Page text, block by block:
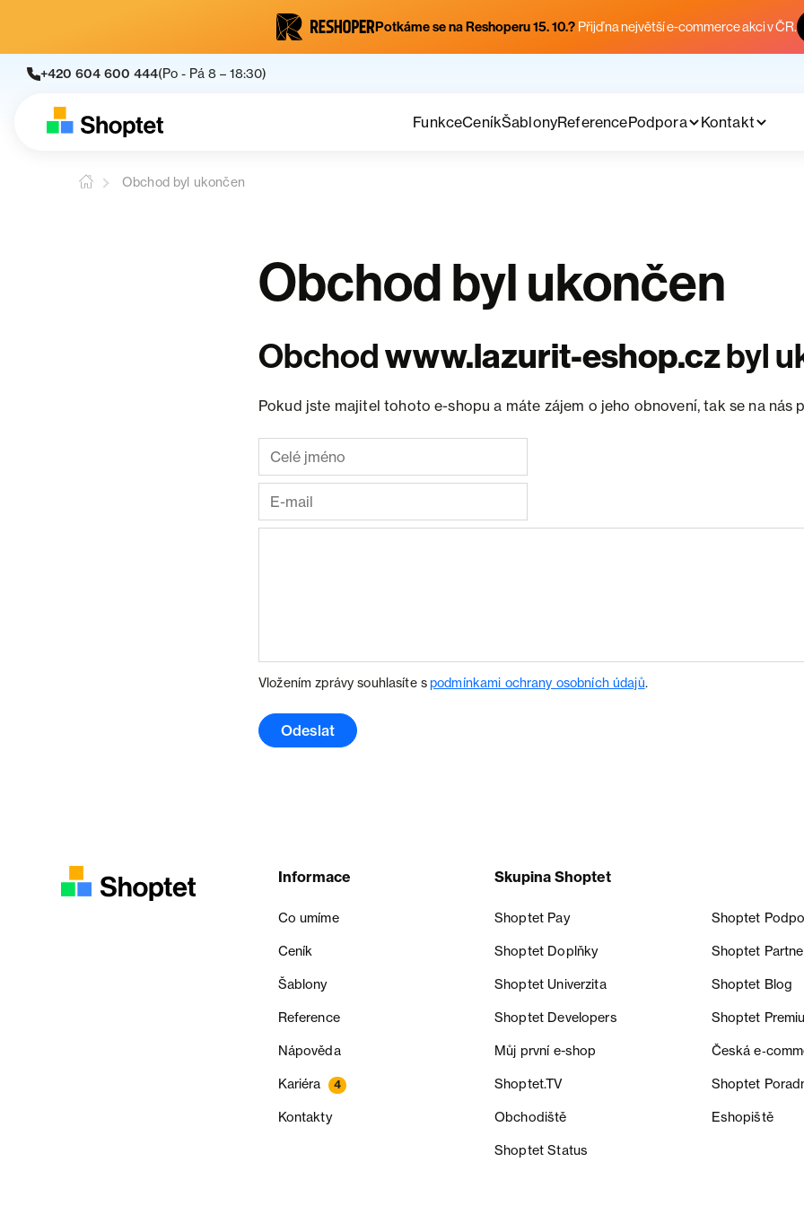
Potkáme se na Reshoperu 15. 10.? Přijď na největší e-commerce akci v ČR.
+420 604 600 444(Po - Pá 8 – 18:30)
FunkceCeníkŠablonyReferencePodpora Kontakt
Obchod byl ukončen
Obchod byl ukončen
Obchodwww.lazurit-eshop.czbyl
Pokud jste majitel tohoto e-shopu a máte zájem o jeho obnovení, tak se na nás
Vložením zprávy souhlasíte spodmínkami ochrany osobních údajů.
Odeslat
Informace
Co umíme
Ceník
Šablony
Reference
Nápověda
Kariéra 4
Kontakty
Skupina Shoptet
Shoptet Pay Shoptet
Shoptet Doplňky Shoptet
Shoptet Univerzita Shoptet Blog
Shoptet Developers Shoptet
Můj první e-shop Česká
Shoptet.TV Shoptet
Obchodiště Eshopiště
Shoptet Status